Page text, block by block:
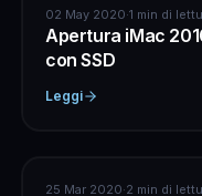
APPLE
02 May 2020·1 min di
Apertura iMac
con SSD
Leggi
ASSISTENZA COMPUTER
25 Mar 2020·2 min di